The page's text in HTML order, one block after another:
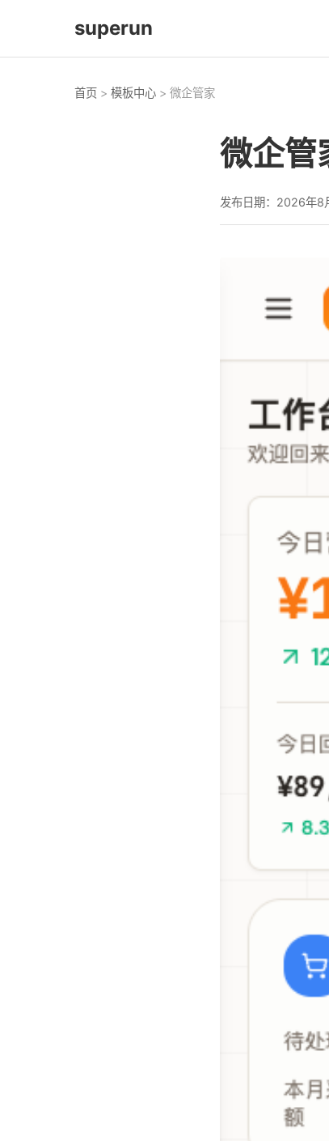
superun
首页 > 模板中心 > 微企管家
微企管
发布日期：2026年8